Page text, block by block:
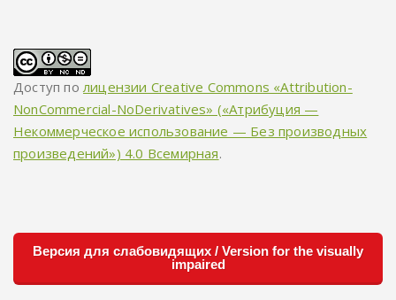
Доступ полицензии Creative Commons «Attribution-
NonCommercial-NoDerivatives» («Атрибуция —
Некоммерческое использование — Без производных
произведений») 4.0 Всемирная.
Версия для слабовидящих / Version for the visually
impaired